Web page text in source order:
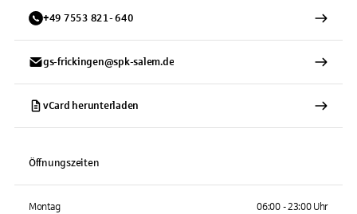
+49 7553 821- 640
gs-frickingen@spk-salem.de
vCard herunterladen
Öffnungszeiten
Montag 06:00 - 23:00 Uhr